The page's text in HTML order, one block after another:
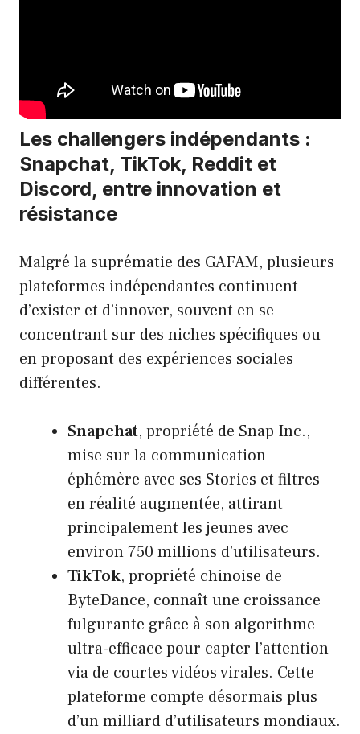
Les challengers indépendants :
Snapchat, TikTok, Reddit et
Discord, entre innovation et
résistance
Malgré la suprématie des GAFAM, plusieurs
plateformes indépendantes continuent
d’exister et d’innover, souvent en se
concentrant sur des niches spécifiques ou
en proposant des expériences sociales
différentes.
Snapchat, propriété de Snap Inc.,
mise sur la communication
éphémère avec ses Stories et filtres
en réalité augmentée, attirant
principalement les jeunes avec
environ 750 millions d’utilisateurs.
TikTok, propriété chinoise de
ByteDance, connaît une croissance
fulgurante grâce à son algorithme
ultra-efficace pour capter l’attention
via de courtes vidéos virales. Cette
plateforme compte désormais plus
d’un milliard d’utilisateurs mondiaux.